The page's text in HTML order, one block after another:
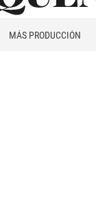
MÁS PRODUCCIÓN